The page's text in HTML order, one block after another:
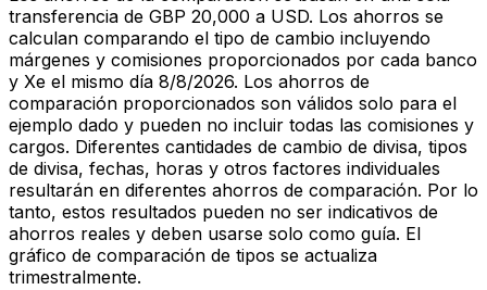
transferencia de GBP 20,000 a USD. Los ahorros se
calculan comparando el tipo de cambio incluyendo
márgenes y comisiones proporcionados por cada banco
y Xe el mismo día 8/8/2026. Los ahorros de
comparación proporcionados son válidos solo para el
ejemplo dado y pueden no incluir todas las comisiones y
cargos. Diferentes cantidades de cambio de divisa, tipos
de divisa, fechas, horas y otros factores individuales
resultarán en diferentes ahorros de comparación. Por lo
tanto, estos resultados pueden no ser indicativos de
ahorros reales y deben usarse solo como guía. El
gráfico de comparación de tipos se actualiza
trimestralmente.